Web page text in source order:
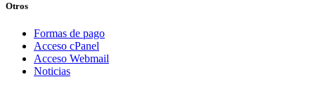
Otros
Formas de pago
Acceso cPanel
Acceso Webmail
Noticias